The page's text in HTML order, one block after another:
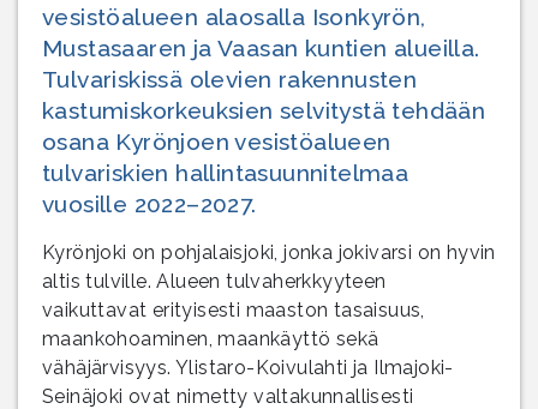
vesistöalueen alaosalla Isonkyrön,
Mustasaaren ja Vaasan kuntien alueilla.
Tulvariskissä olevien rakennusten
kastumiskorkeuksien selvitystä tehdään
osana Kyrönjoen vesistöalueen
tulvariskien hallintasuunnitelmaa
vuosille 2022–2027.
Kyrönjoki on pohjalaisjoki, jonka jokivarsi on hyvin
altis tulville. Alueen tulvaherkkyyteen
vaikuttavat erityisesti maaston tasaisuus,
maankohoaminen, maankäyttö sekä
vähäjärvisyys. Ylistaro-Koivulahti ja Ilmajoki-
Seinäjoki ovat nimetty valtakunnallisesti